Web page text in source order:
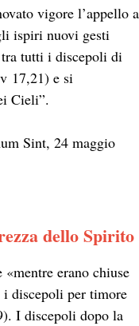
vigore l’appello a
ispiri nuovi gesti
tutti i discepoli di
17,21) e si
Cieli”.
Sint, 24 maggio
dello Spirito
erano chiuse
i discepoli per timore
I discepoli dopo la